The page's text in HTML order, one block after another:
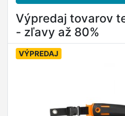
Výpredaj tovarov
- zľavy až 80%
VÝPREDAJ